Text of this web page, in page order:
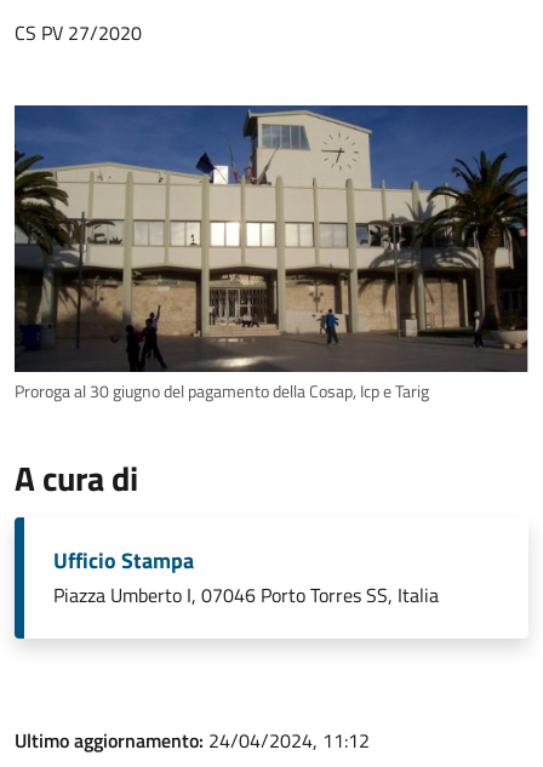
CS PV 27/2020
Proroga al 30 giugno del pagamento della Cosap, Icp e Tarig
A cura di
Ufficio Stampa
Piazza Umberto I, 07046 Porto Torres SS, Italia
Ultimo aggiornamento: 24/04/2024, 11:12